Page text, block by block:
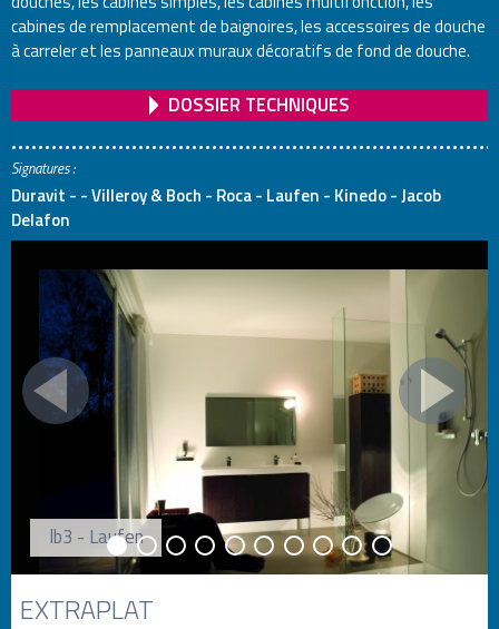
cabines de remplacement de baignoires, les accessoires de douche
à carreler et les panneaux muraux décoratifs de fond de douche.
DOSSIER TECHNIQUES
Signatures :
Duravit - - Villeroy & Boch - Roca - Laufen - Kinedo - Jacob
Delafon
lb3 - Laufen
EXTRAPLAT